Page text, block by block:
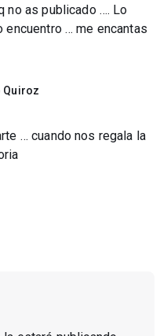
no as publicado …. Lo
encuentro … me encantas
Quiroz
… cuando nos regala la